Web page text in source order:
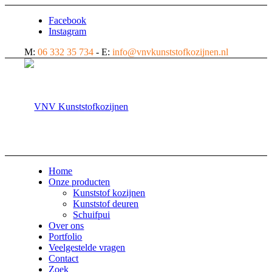
Facebook
Instagram
M:06 332 35 734- E:info@vnvkunststofkozijnen.nl
Home
Onze producten
Kunststof kozijnen
Kunststof deuren
Schuifpui
Over ons
Portfolio
Veelgestelde vragen
Contact
Zoek